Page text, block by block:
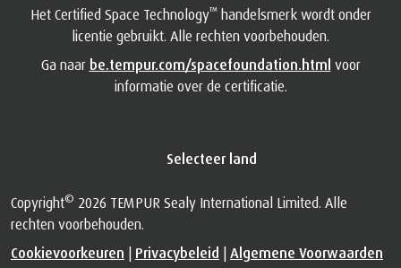
licentie gebruikt. Alle rechten voorbehouden.
Ga naarbe.tempur.com/spacefoundation.html
informatie over de certificatie.
rechten voorbehouden.
Cookievoorkeuren | Privacybeleid